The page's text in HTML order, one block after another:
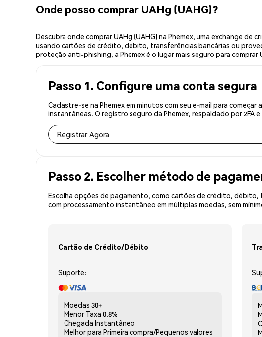
Onde posso comprar UAHg (UAHG)?
Descubra onde comprar UAHg (UAHG) na Phemex, uma exchange
usando cartões de crédito, débito, transferências bancárias ou
proteção anti-phishing, a Phemex é o lugar mais seguro para comprar
Passo 1. Configure uma conta segura
Cadastre-se na Phemex em minutos com seu e-mail para
instantâneas. O registro seguro da Phemex, respaldado por
Registrar Agora
Passo 2. Escolher método de
Escolha opções de pagamento, como cartões de crédito,
com processamento instantâneo em múltiplas moedas, sem
Cartão de Crédito/Débito
Suporte:
Moedas 30+
Menor Taxa 0.8%
Chegada Instantâneo
Melhor para Primeira compra/Pequenos valores